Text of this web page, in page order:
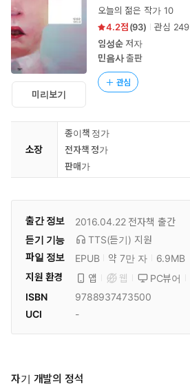
미리보기
오늘의 젊은 작가 10
4.2
(93) 관심 249
임성순저자
민음사출판
관심
소장
종이책 정가
전자책 정가
판매가
출간 정보 2016.04.22 전자책 출간
듣기 기능
TTS(듣기) 지원
파일 정보
EPUB 약 7만 자
6.9MB
지원 환경
앱 웹 PC뷰어
ISBN
9788937473500
UCI
-
자기 개발의 정석